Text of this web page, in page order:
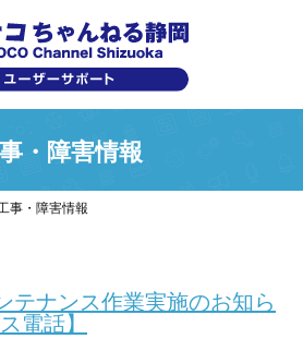
・障害情報
事・障害情報
テナンス作業実施のお知ら
電話】